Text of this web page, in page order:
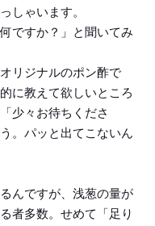
しゃいます。
ですか？」と聞いてみ
リジナルのポン酢で
に教えて欲しいところ
少々お待ちくださ
。パッと出てこないん
んですが、浅葱の量が
者多数。せめて「足り